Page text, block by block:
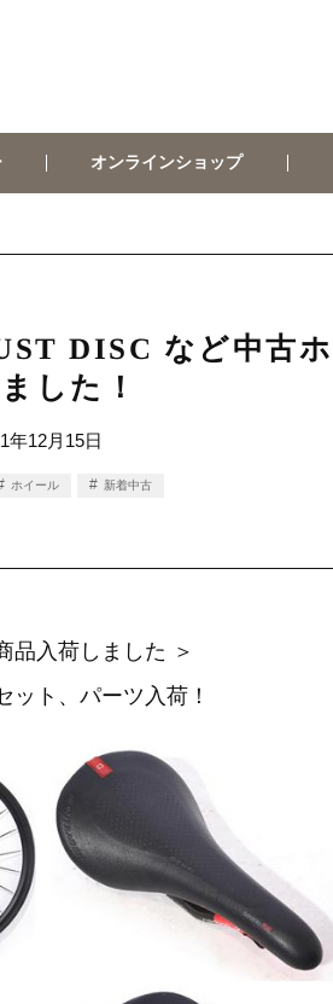
オンラインショップ
DISC など中古ホ
した！
年12月15日
ホイール 新着中古
品入荷しました ＞
ット、パーツ入荷！